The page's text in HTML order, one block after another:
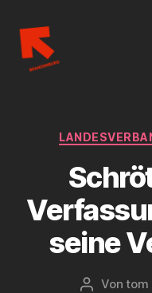
seine
Von tom